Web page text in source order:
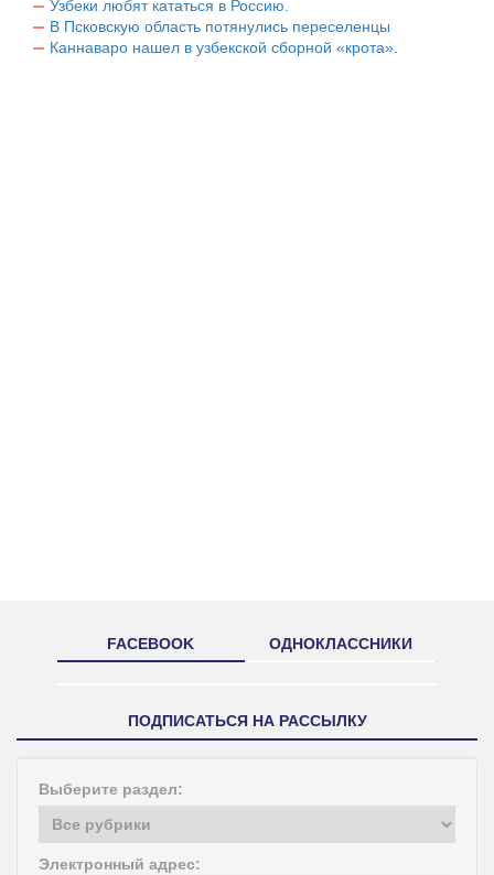
Узбеки любят кататься в Россию.
В Псковскую область потянулись переселенцы
Каннаваро нашел в узбекской сборной «крота».
FACEBOOK ОДНОКЛАССНИКИ
ПОДПИСАТЬСЯ НА РАССЫЛКУ
Выберите раздел:
Электронный адрес: